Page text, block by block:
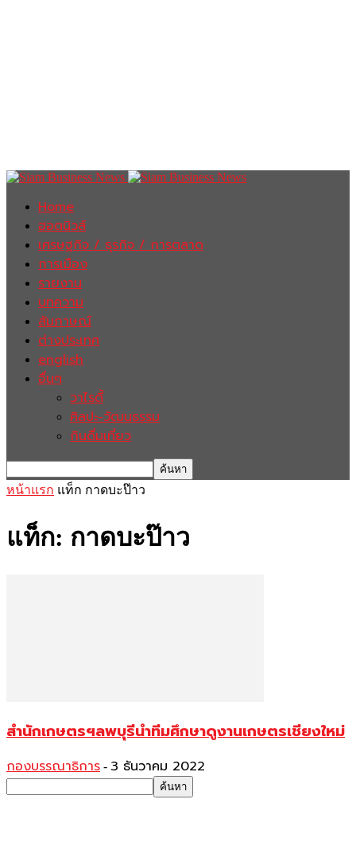
Home
ฮอตนิวส์
เศรษฐกิจ / ธุรกิจ / การตลาด
การเมือง
รายงาน
บทความ
สัมภาษณ์
ต่างประเทศ
english
อื่นๆ
วาไรตี้
ศิลปะ-วัฒนธรรม
กินดื่มเที่ยว
หน้าแรก แท็ก กาดบะป๊าว
แท็ก: กาดบะป๊าว
สำนักเกษตรฯลพบุรีนำทีมศึกษาดูงานเกษตรเชียงใหม่
กองบรรณาธิการ - 3 ธันวาคม 2022